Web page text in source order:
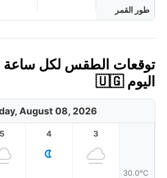
طور القمر
اليوم 🇺🇬
August 08, 2026
30.0°C
3
4
5